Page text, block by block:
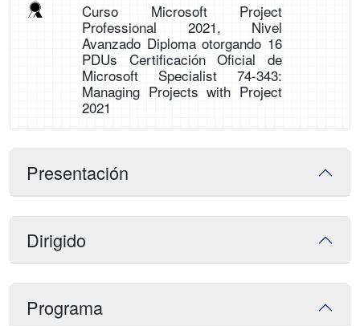
Curso Microsoft Project
Professional 2021, Nivel
Avanzado Diploma otorgando 16
PDUs Certificación Oficial de
Microsoft Specialist 74-343:
Managing Projects with Project
2021
Presentación
Dirigido
Programa